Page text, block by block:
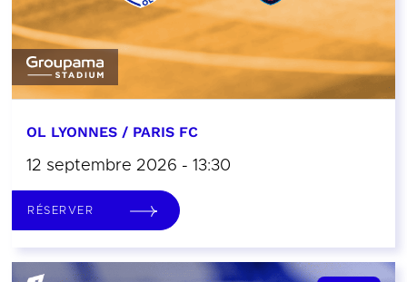
OL LYONNES / PARIS FC
12 septembre 2026 - 13:30
RÉSERVER